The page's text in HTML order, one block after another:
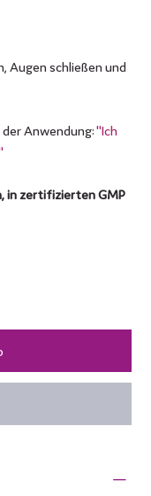
Augen schließen und
der Anwendung:"Ich
in zertifizierten GMP